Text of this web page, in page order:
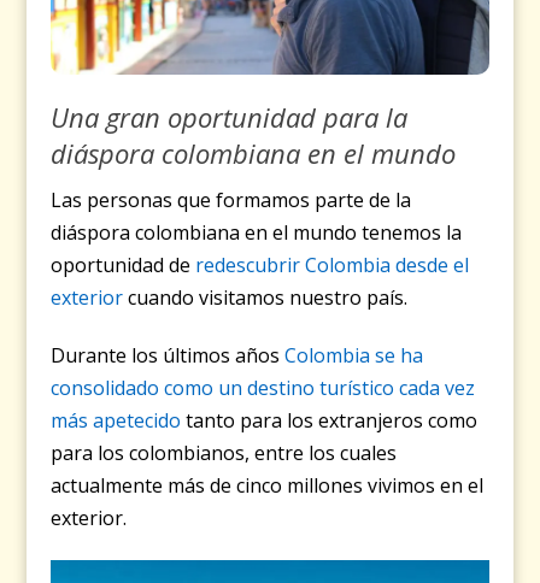
Una gran oportunidad para la
diáspora colombiana en el mundo
Las personas que formamos parte de la
diáspora colombiana en el mundo tenemos la
oportunidad de redescubrir Colombia desde el
exteriorcuando visitamos nuestro país.
Durante los últimos añosColombia se ha
consolidado como un destino turístico cada vez
más apetecido tanto para los extranjeros como
para los colombianos, entre los cuales
actualmente más de cinco millones vivimos en el
exterior.